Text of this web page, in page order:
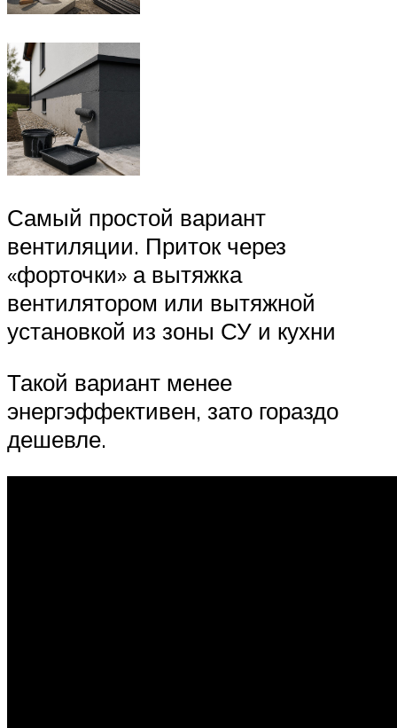
Самый простой вариант
вентиляции. Приток через
«форточки» а вытяжка
вентилятором или вытяжной
установкой из зоны СУ и кухни
Такой вариант менее
энергэффективен, зато гораздо
дешевле.